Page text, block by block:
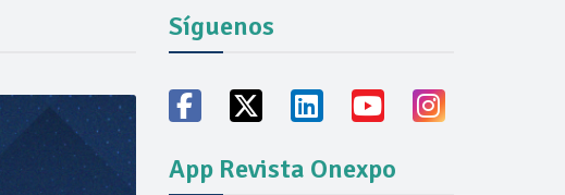
del mercado
Síguenos
App Revista Onexpo